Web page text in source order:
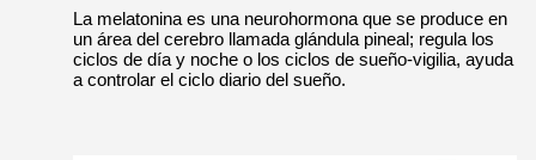
La melatonina es una neurohormona que se produce en
un área del cerebro llamada glándula pineal; regula los
ciclos de día y noche o los ciclos de sueño-vigilia, ayuda
a controlar el ciclo diario del sueño.